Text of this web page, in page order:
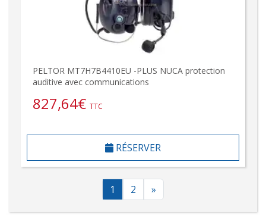
PELTOR MT7H7B4410EU -PLUS NUCA protection
auditive avec communications
827,64€ TTC
RÉSERVER
1 2 »